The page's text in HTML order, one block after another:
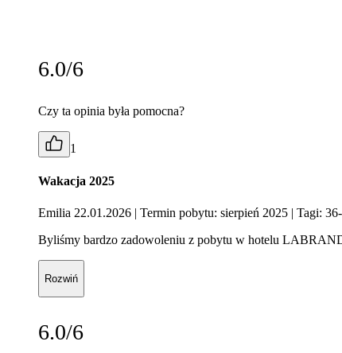
6.0/6
Czy ta opinia była pomocna?
1
Wakacja 2025
Emilia 22.01.2026 | Termin pobytu: sierpień 2025 | Tagi:
Byliśmy bardzo zadowoleniu z pobytu w hotelu
Rozwiń
6.0/6